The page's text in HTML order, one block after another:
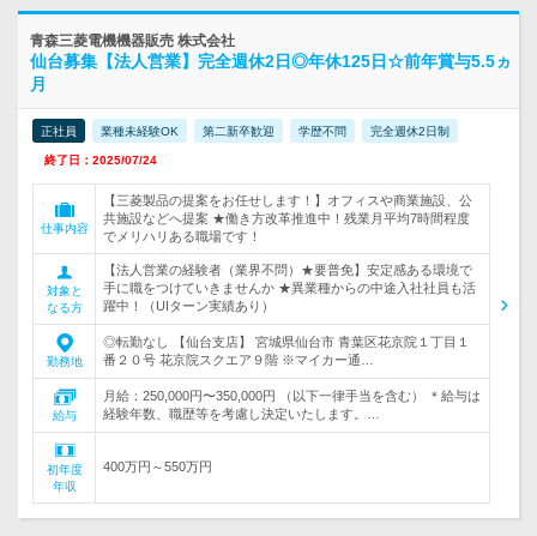
青森三菱電機機器販売 株式会社
仙台募集【法人営業】完全週休2日◎年休125日☆前年賞与5.5ヵ
月
正社員 業種未経験OK 第二新卒歓迎 学歴不問 完全週休2日制
終了日：2025/07/24
仕事内容
【三菱製品の提案をお任せします！】オフィスや商業施設、公
共施設などへ提案 ★働き方改革推進中！残業月平均7時間程度
でメリハリある職場です！
対象と
なる方
【法人営業の経験者（業界不問）★要普免】安定感ある環境で
手に職をつけていきませんか ★異業種からの中途入社社員も活
躍中！（UIターン実績あり）
勤務地
◎転勤なし 【仙台支店】 宮城県仙台市 青葉区花京院１丁目１
番２０号 花京院スクエア９階 ※マイカー通…
給与
月給：250,000円〜350,000円 （以下一律手当を含む） ＊給与は
経験年数、職歴等を考慮し決定いたします。…
初年度
年収
400万円～550万円